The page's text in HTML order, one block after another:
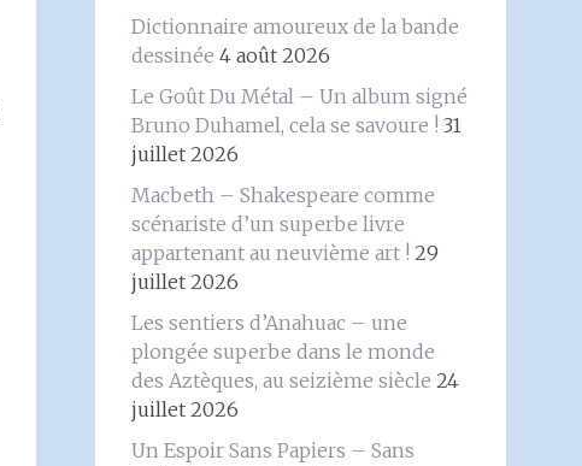
Dictionnaire amoureux de la bande
dessinée 4 août 2026
Le Goût Du Métal – Un album signé
Bruno Duhamel, cela se savoure ! 31
juillet 2026
Macbeth – Shakespeare comme
scénariste d’un superbe livre
appartenant au neuvième art ! 29
juillet 2026
Les sentiers d’Anahuac – une
plongée superbe dans le monde
des Aztèques, au seizième siècle 24
juillet 2026
Un Espoir Sans Papiers – Sans